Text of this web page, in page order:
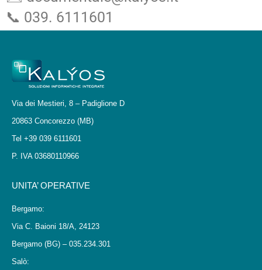
📞 039. 6111601
Via dei Mestieri, 8 – Padiglione D
20863 Concorezzo (MB)
Tel +39 039 6111601
P. IVA 03680110966
UNITA’ OPERATIVE
Bergamo:
Via C. Baioni 18/A, 24123
Bergamo (BG) – 035.234.301
Salò: